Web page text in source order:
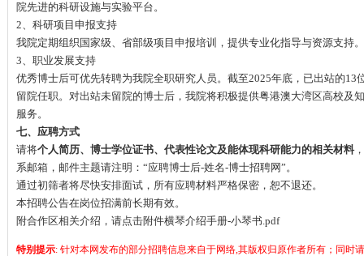
院先进的科研设施与实验平台。
2、科研项目申报支持
我院定期组织国家级、省部级项目申报培训，提供专业化指导与资源支持。
3、职业发展支持
优秀博士后可优先转聘为我院全职研究人员。截至2025年底，已出站的13
留院任职。对出站未留院的博士后，我院将积极提供粤港澳大湾区高校及
服务。
七、应聘方式
请将个人简历、博士学位证书、代表性论文及能体现科研能力的相关材料
系邮箱，邮件主题请注明：“应聘博士后-姓名-博士招聘网”。
通过初筛者将尽快安排面试，所有应聘材料严格保密，恕不退还。
本招聘公告在岗位招满前长期有效。
附合作区相关介绍，请点击附件横琴介绍手册-小琴书.pdf
特别提示: 针对本网发布的部分招聘信息来自于网络,其版权归原作者所有；同时